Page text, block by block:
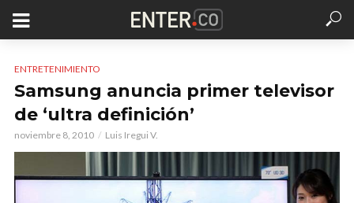
ENTRETENIMIENTO
Samsung anuncia primer televisor
de ‘ultra definición’
noviembre 8, 2010 Luis Iregui V.